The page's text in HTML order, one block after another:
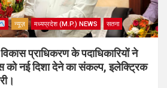
न्यूज़ मध्यप्रदेश (M.P.) NEWS सतना
प्राधिकरण के पदाधिकारियों ने
को नई दिशा देने का संकल्प, इलेक्ट्रिक